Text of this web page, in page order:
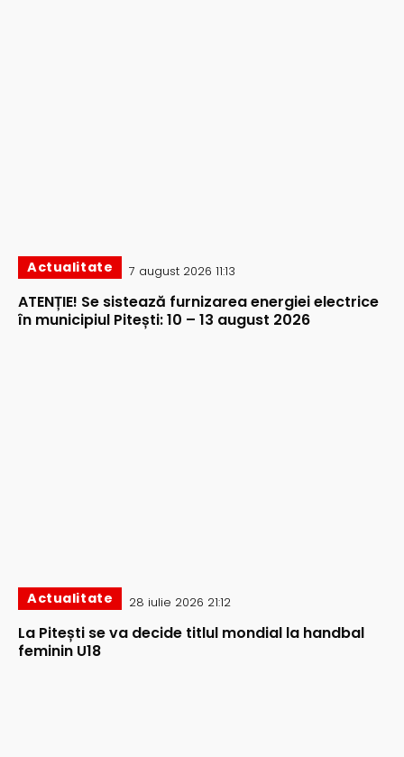
Actualitate 7 august 2026 11:13
ATENȚIE! Se sistează furnizarea energiei electrice
în municipiul Pitești: 10 – 13 august 2026
Actualitate 28 iulie 2026 21:12
La Pitești se va decide titlul mondial la handbal
feminin U18